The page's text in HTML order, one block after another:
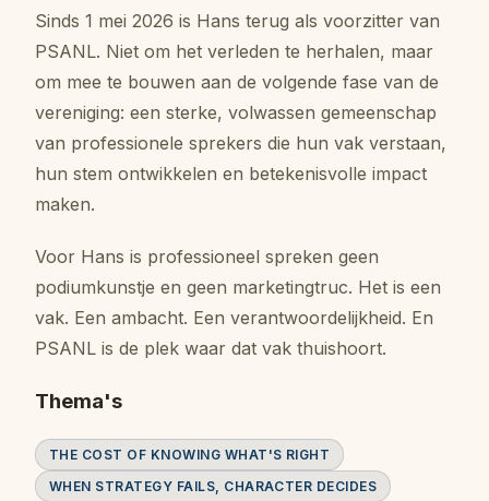
Sinds 1 mei 2026 is Hans terug als voorzitter van
PSANL. Niet om het verleden te herhalen, maar
om mee te bouwen aan de volgende fase van de
vereniging: een sterke, volwassen gemeenschap
van professionele sprekers die hun vak verstaan,
hun stem ontwikkelen en betekenisvolle impact
maken.
Voor Hans is professioneel spreken geen
podiumkunstje en geen marketingtruc. Het is een
vak. Een ambacht. Een verantwoordelijkheid. En
PSANL is de plek waar dat vak thuishoort.
Thema's
THE COST OF KNOWING WHAT'S RIGHT
WHEN STRATEGY FAILS, CHARACTER DECIDES